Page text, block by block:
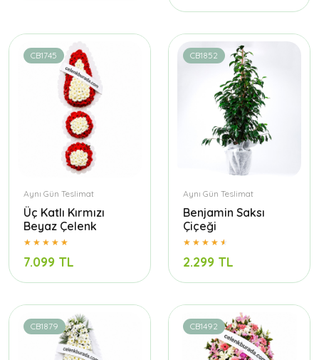
CB1745
Aynı Gün Teslimat
Üç Katlı Kırmızı
Beyaz Çelenk
7.099 TL
CB1852
Aynı Gün Teslimat
Benjamin Saksı
Çiçeği
2.299 TL
CB1879 CB1492